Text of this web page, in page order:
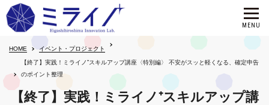
HOME イベント・プロジェクト
【終了】実践！ミライノ⁺スキルアップ講座〈特別編〉 不安がスッと軽くなる、確定申告
のポイント整理
【終了】実践！ミライノ⁺スキルアップ講